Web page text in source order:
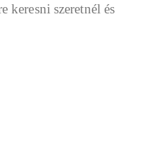
keresni szeretnél és